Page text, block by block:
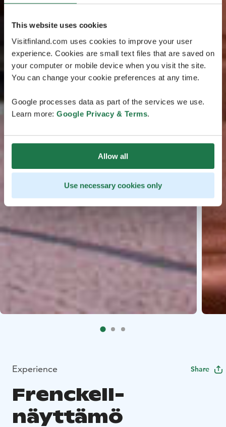
This website uses cookies
Visitfinland.com uses cookies to improve your user
experience. Cookies are small text files that are saved on
your computer or mobile device when you visit the site.
You can change your cookie preferences at any time.
Google processes data as part of the services we use.
Learn more: Google Privacy & Terms.
Allow all
Use necessary cookies only
Experience Share
Frenckell-
näyttämö